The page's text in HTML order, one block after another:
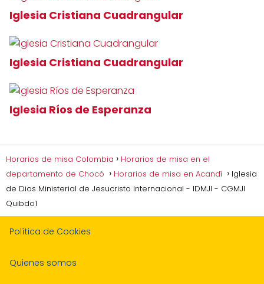
Iglesia Cristiana Cuadrangular
Iglesia Cristiana Cuadrangular
Iglesia Ríos de Esperanza
Horarios de misa Colombia
Horarios de misa en el
departamento de Chocó
Horarios de misa en Acandí
Iglesia
de Dios Ministerial de Jesucristo Internacional - IDMJI - CGMJI
Quibdo1
Política de Cookies
Quienes somos